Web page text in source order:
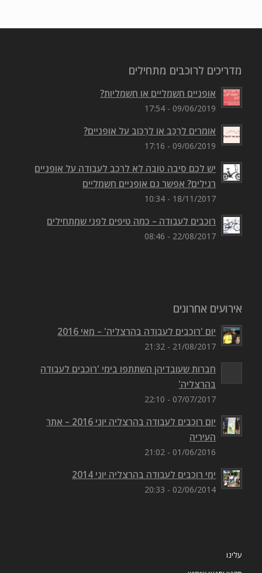
מדריכים לרוכבים מתחילים
אופניים חשמליים או חשמליות?
09/06/2019 - 17:54
אומרים לִרְכַּב או לִרְכּוב על אופניים?
09/06/2019 - 17:16
יש לכם סיבה טובה לא לרכב לעבודה על אופניים
רגילים? אפשר גם אופניים חשמליים
18/11/2017 - 10:34
רוכבים לעבודה – כמה טיפים לפני שמתחילים
22/08/2017 - 08:46
אירועים אחרונים
יום 'רוכבים לעבודה בהרצליה' – מאי 2016
21/08/2017 - 21:32
חברות שעובדיהן השתתפו בימי 'רוכבים לעבודה
בהרצליה'
07/07/2017 - 22:10
יום רוכבים לעבודה בהרצליה יוני 2016 – אתר
העיריה
01/06/2016 - 21:02
ימי רוכבים לעבודה בהרצליה יוני 2014
02/06/2014 - 20:33
עלינו